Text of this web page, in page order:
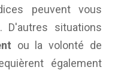
peuvent vous
situations
ou la volonté de
également